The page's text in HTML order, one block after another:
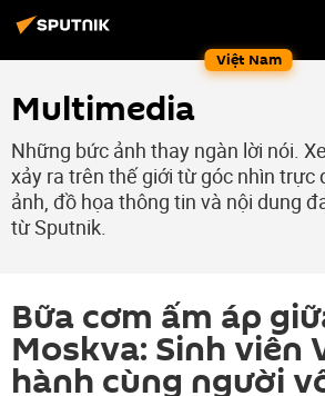
Việt Nam
Multimedia
Những bức ảnh thay ngàn lời nói.
xảy ra trên thế giới từ góc nhìn trực
ảnh, đồ họa thông tin và nội dung
từ Sputnik.
Bữa cơm ấm áp
Moskva: Sinh viên
hành cùng người